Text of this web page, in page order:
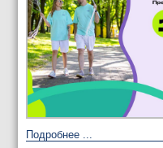
Подробнее ...